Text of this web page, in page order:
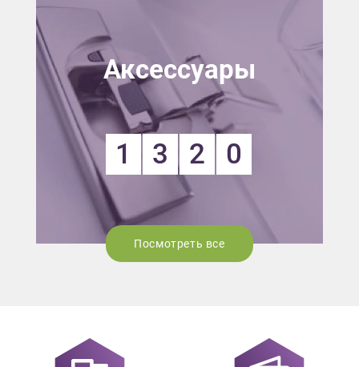
Аксессуары
1 3 2 0
Посмотреть все